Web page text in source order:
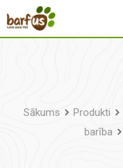
uz
Sākums Produkti
barība